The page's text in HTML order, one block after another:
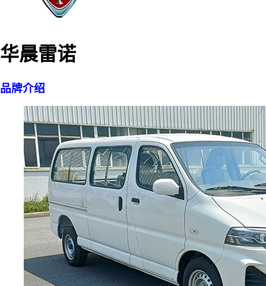
华晨雷诺
品牌介绍